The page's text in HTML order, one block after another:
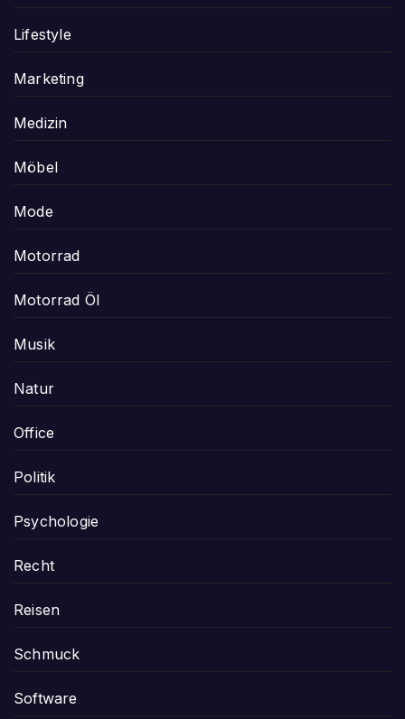
Lifestyle
Marketing
Medizin
Möbel
Mode
Motorrad
Motorrad Öl
Musik
Natur
Office
Politik
Psychologie
Recht
Reisen
Schmuck
Software